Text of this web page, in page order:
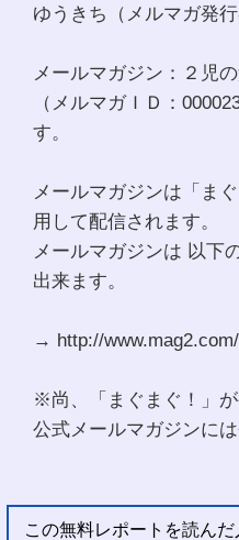
ゆうきち（メルマガ発
メールマガジン：２児
（メルマガＩＤ：
す。
メールマガジンは「ま
用して配信されます。
メールマガジンは 以下
出来ます。
→ http://
※尚、「まぐまぐ！」
公式メールマガジンには
この無料レポートを読ん